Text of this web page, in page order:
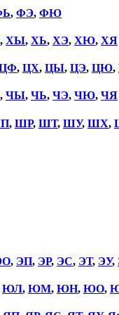
, ФЭ, ФЮ
, ХЫ, ХЬ, ХЭ, ХЮ, ХЯ
, ЦХ, ЦЫ, ЦЭ, ЦЮ,
, ЧЫ, ЧЬ, ЧЭ, ЧЮ, ЧЯ
, ШР, ШТ, ШУ, ШХ,
, ЭП, ЭР, ЭС, ЭТ, ЭУ,
ЮЛ, ЮМ, ЮН, ЮО,